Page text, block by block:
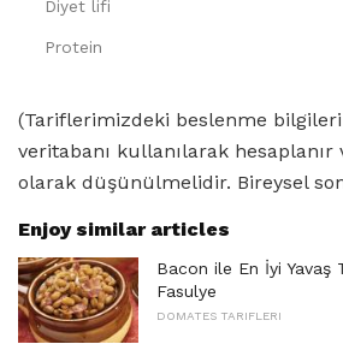
Diyet lifi
Protein
(Tariflerimizdeki beslenme
veritabanı kullanılarak
olarak düşünülmelidir. Bireysel
Enjoy similar articles
Bacon ile En İyi Yavaş
Fasulye
DOMATES TARIFLERI